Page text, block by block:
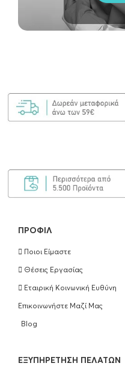
ΠΡΟΦΊΛ
Ποιοι Είμαστε
Θέσεις Εργασίας
Εταιρική Κοινωνική Ευθύνη
Επικοινωνήστε Μαζί Μας
Blog
EΞΥΠΗΡΈΤΗΣΗ ΠΕΛΑΤΏΝ